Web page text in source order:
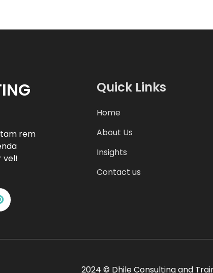
rem
vel!
Quick Links
Home
About Us
Insights
Contact us
2024 © Dhile Consulting and